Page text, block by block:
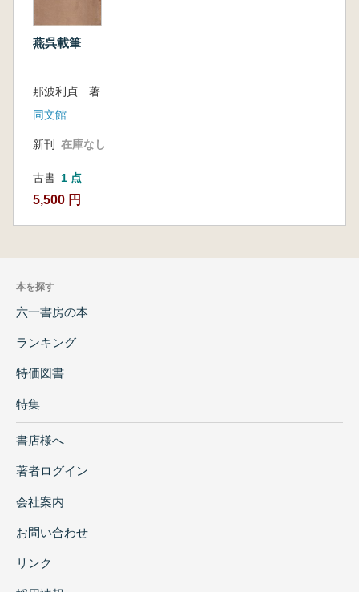
燕呉載筆
那波利貞 著
同文館
新刊 在庫なし
古書 1 点
5,500 円
本を探す
六一書房の本
ランキング
特価図書
特集
書店様へ
著者ログイン
会社案内
お問い合わせ
リンク